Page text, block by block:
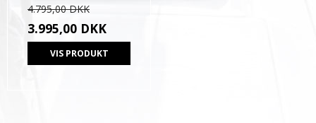
4.795,00 DKK
3.995,00 DKK
VIS PRODUKT